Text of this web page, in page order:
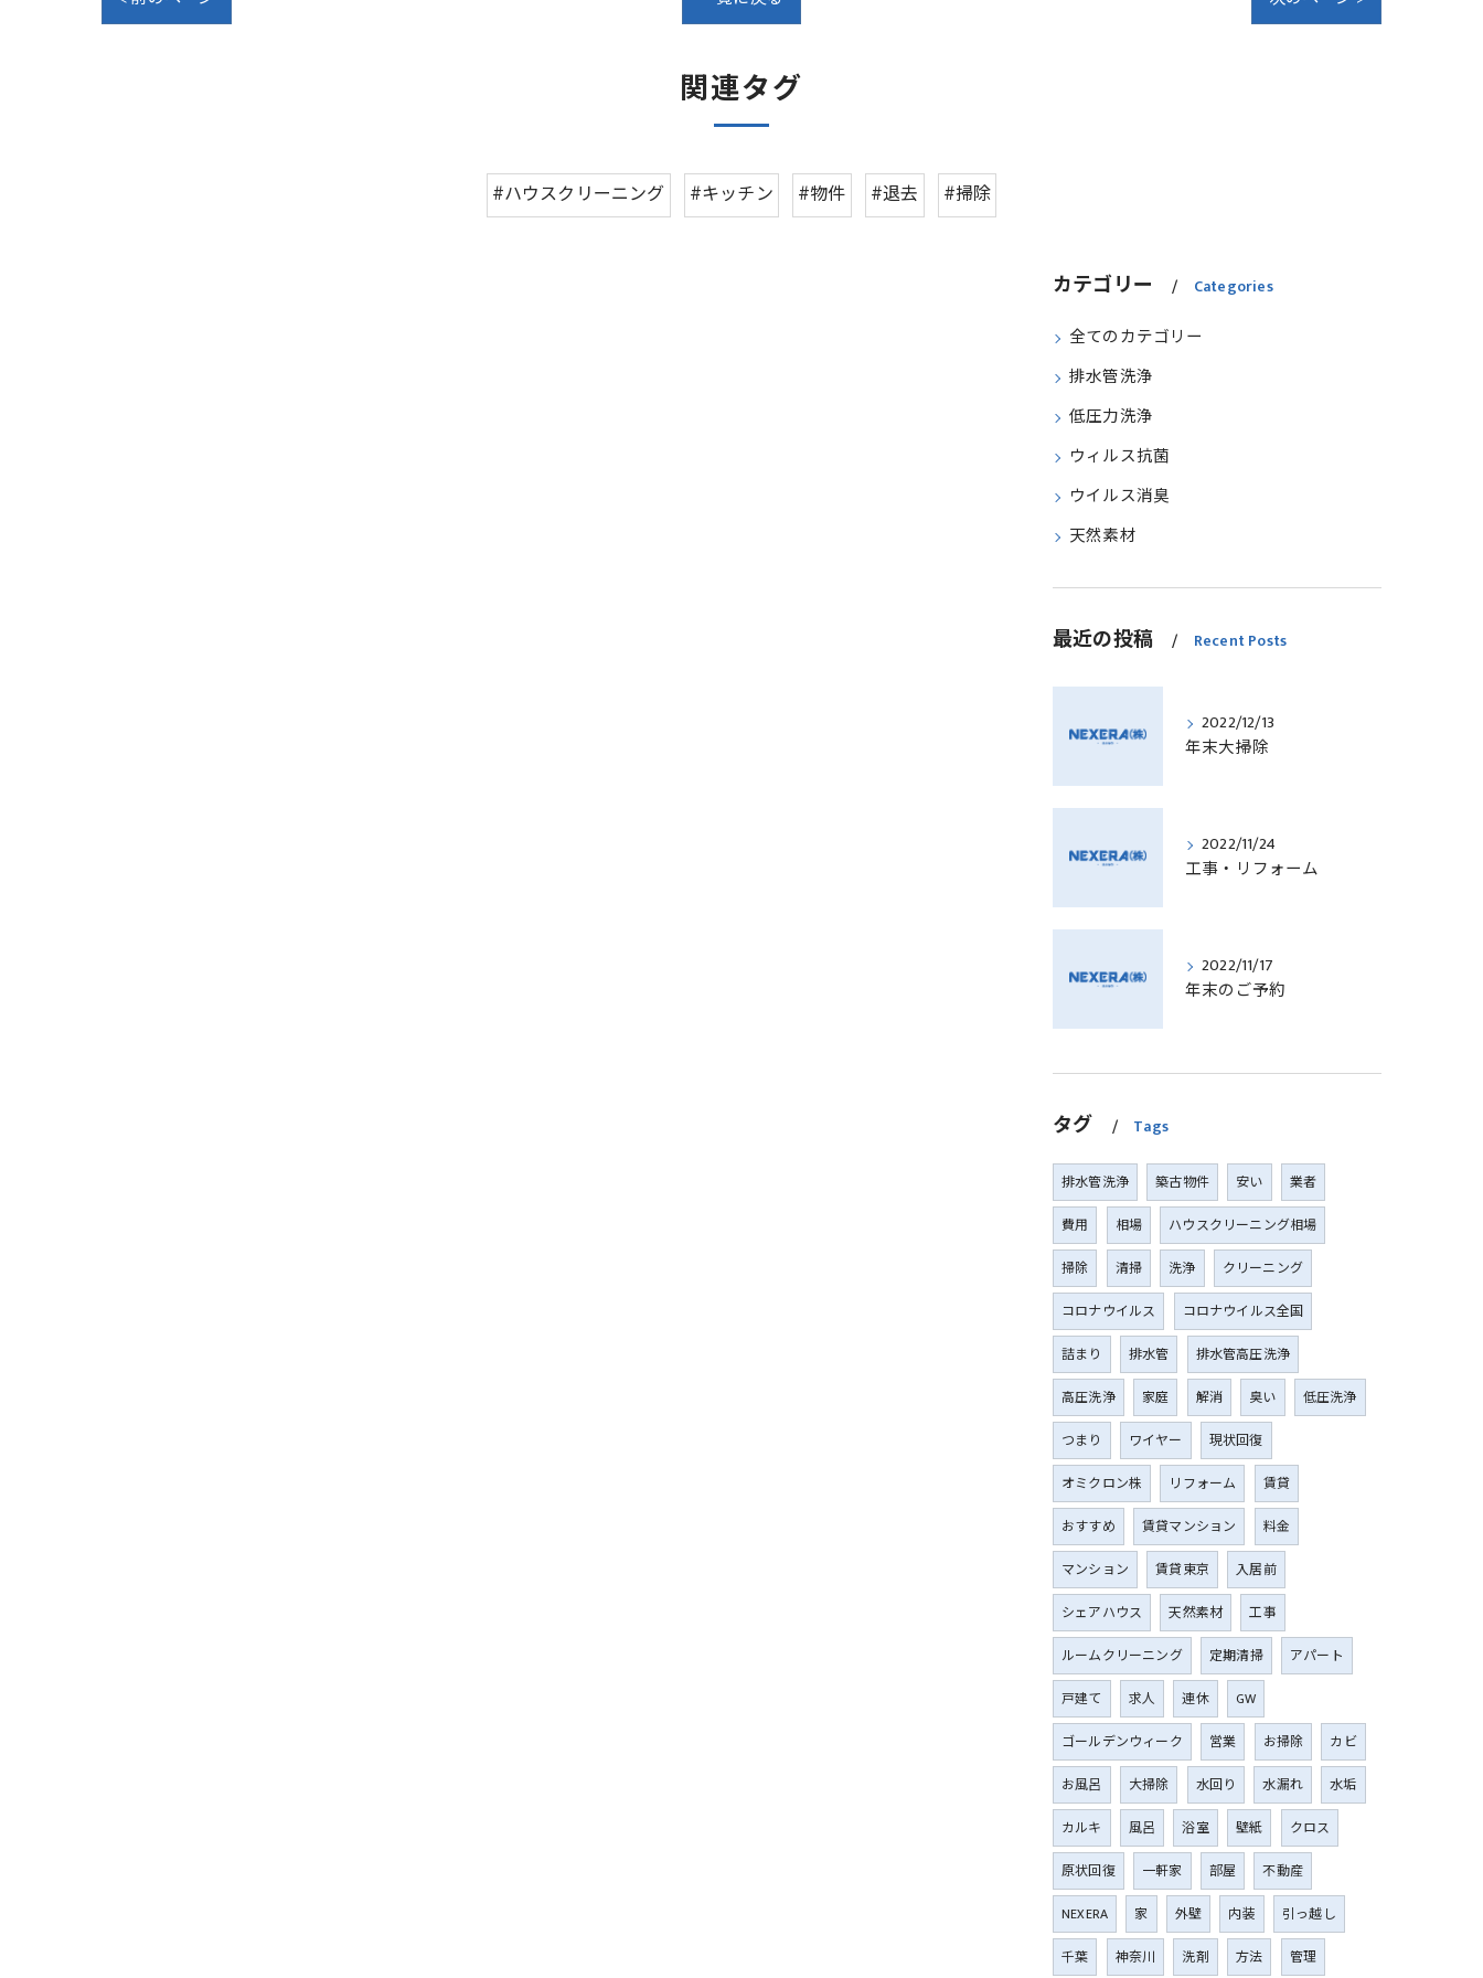
関連タグ
#ハウスクリーニング #キッチン #物件 #退去 #掃除
カテゴリー Categories
全てのカテゴリー
排水管洗浄
低圧力洗浄
ウィルス抗菌
ウイルス消臭
天然素材
最近の投稿 Recent Posts
2022/12/13
年末大掃除
2022/11/24
工事・リフォーム
2022/11/17
年末のご予約
タグ Tags
排水管洗浄 築古物件 安い
業者
費用
相場
ハウスクリーニング相場
掃除
清掃 洗浄
クリーニング
コロナウイルス
コロナウイルス全国
詰まり
排水管
排水管高圧洗浄
高圧洗浄
家庭 解消 臭い
低圧洗浄
つまり
ワイヤー
現状回復
オミクロン株
リフォーム
賃貸
おすすめ
賃貸マンション
料金
マンション
賃貸東京
入居前
シェアハウス
天然素材
工事
ルームクリーニング
定期清掃
アパート
戸建て
求人 連休
GW
ゴールデンウィーク
営業 お掃除
カビ
お風呂
大掃除 水回り 水漏れ
水垢
カルキ
風呂 浴室 壁紙
クロス
原状回復
一軒家 部屋
不動産
NEXERA
家 外壁 内装
引っ越し
千葉
神奈川 洗剤 方法 管理